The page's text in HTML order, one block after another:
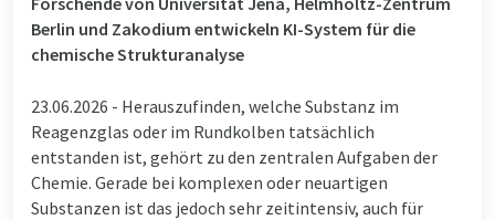
Berlin und Zakodium entwickeln KI-System für die
chemische Strukturanalyse
23.06.2026 - Herauszufinden, welche Substanz im
Reagenzglas oder im Rundkolben tatsächlich
entstanden ist, gehört zu den zentralen Aufgaben der
Chemie. Gerade bei komplexen oder neuartigen
Substanzen ist das jedoch sehr zeitintensiv, auch für